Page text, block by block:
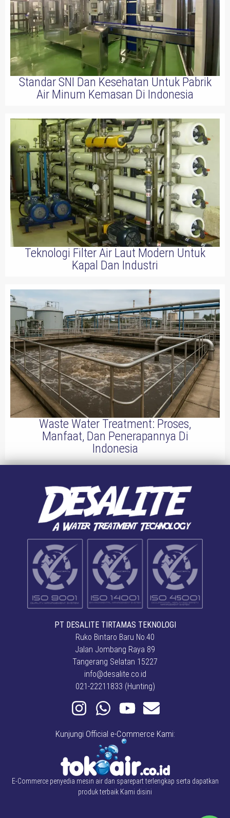
Standar SNI Dan Kesehatan Untuk Pabrik
Air Minum Kemasan Di Indonesia
Teknologi Filter Air Laut Modern Untuk
Kapal Dan Industri
Waste Water Treatment: Proses,
Manfaat, Dan Penerapannya Di
Indonesia
PT DESALITE TIRTAMAS TEKNOLOGI
Ruko Bintaro Baru No.40
Jalan Jombang Raya 89
Tangerang Selatan 15227
info@desalite.co.id
021-22211833 (Hunting)
Kunjungi Official e-Commerce Kami:
E-Commerce penyedia mesin air dan sparepart terlengkap serta dapatkan
produk terbaik Kami disini